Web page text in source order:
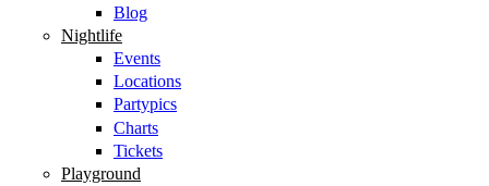
Blog
Nightlife
Events
Locations
Partypics
Charts
Tickets
Playground